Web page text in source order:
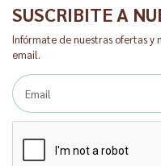
SUSCRIBITE A
Infórmate de nuestras ofertas
email.